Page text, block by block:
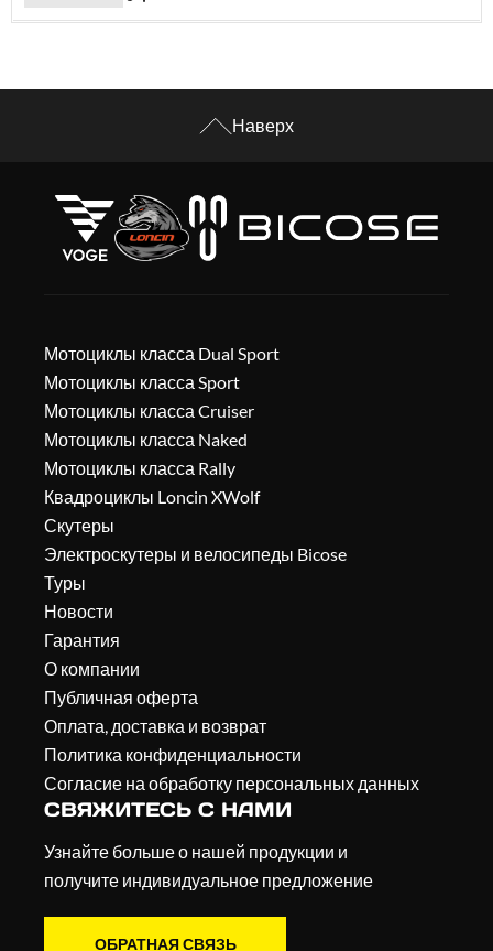
Наверх
Мотоциклы класса Dual Sport
Мотоциклы класса Sport
Мотоциклы класса Cruiser
Мотоциклы класса Naked
Мотоциклы класса Rally
Квадроциклы Loncin XWolf
Скутеры
Электроскутеры и велосипеды Bicose
Туры
Новости
Гарантия
О компании
Публичная оферта
Оплата, доставка и возврат
Политика конфиденциальности
Согласие на обработку персональных данных
СВЯЖИТЕСЬ С НАМИ
Узнайте больше о нашей продукции и
получите индивидуальное предложение
ОБРАТНАЯ СВЯЗЬ